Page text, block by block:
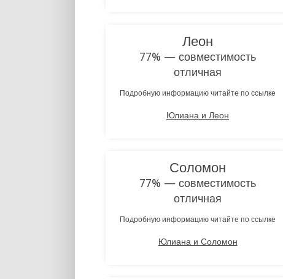
Леон
77% — совместимость
отличная
Подробную информацию читайте по ссылке
Юлиана и Леон
Соломон
77% — совместимость
отличная
Подробную информацию читайте по ссылке
Юлиана и Соломон